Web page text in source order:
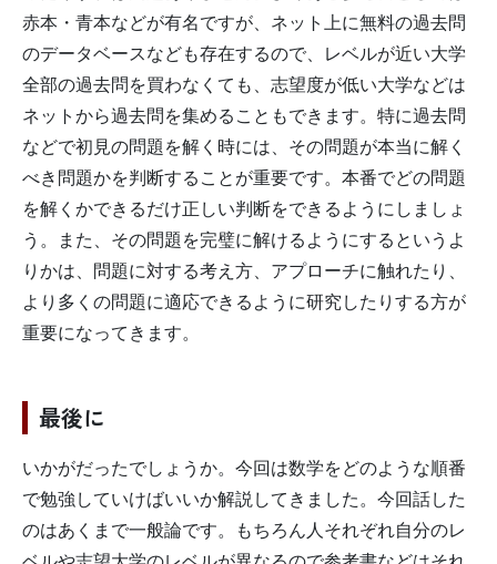
赤本・青本などが有名ですが、ネット上に無料の過去問
のデータベースなども存在するので、レベルが近い大学
全部の過去問を買わなくても、志望度が低い大学などは
ネットから過去問を集めることもできます。特に過去問
などで初見の問題を解く時には、その問題が本当に解く
べき問題かを判断することが重要です。本番でどの問題
を解くかできるだけ正しい判断をできるようにしましょ
う。また、その問題を完璧に解けるようにするというよ
りかは、問題に対する考え方、アプローチに触れたり、
より多くの問題に適応できるように研究したりする方が
重要になってきます。
最後に
いかがだったでしょうか。今回は数学をどのような順番
で勉強していけばいいか解説してきました。今回話した
のはあくまで一般論です。もちろん人それぞれ自分のレ